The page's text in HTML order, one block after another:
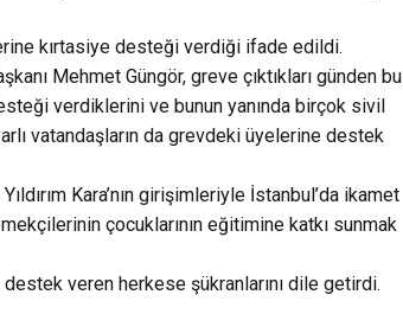
kırtasiye desteği verdiği ifade edildi.
Mehmet Güngör, greve çıktıkları günden bu
verdiklerini ve bunun yanında birçok sivil
vatandaşların da grevdeki üyelerine destek
Kara’nın girişimleriyle İstanbul’da ikamet
çocuklarının eğitimine katkı sunmak
veren herkese şükranlarını dile getirdi.